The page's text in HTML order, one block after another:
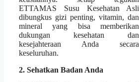
ETTAMAS Susu Kesehatan Asli
dibungkus gizi penting, vitamin, dan
mineral yang bisa memberikan
dukungan kesehatan dan
kesejahteraan Anda secara
keseluruhan.
2. Sehatkan Badan Anda